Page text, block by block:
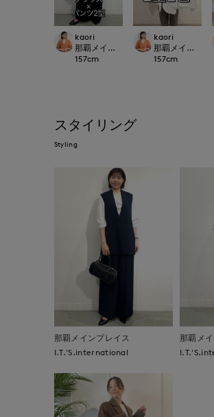
kaori
那覇メインプレイス
157cm
kaori
那覇メインプ
157cm
スタイリング
Styling
那覇メインプレイス
I.T.'S.international
那覇メ